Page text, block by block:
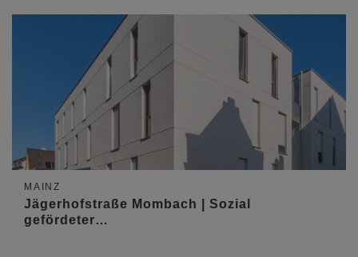
MAINZ
Jägerhofstraße Mombach | Sozial
gefördeter…